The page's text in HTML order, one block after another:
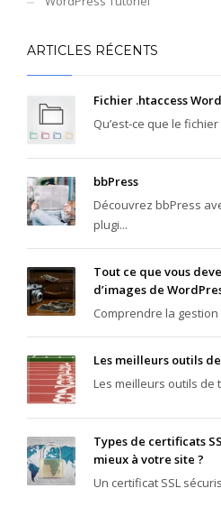
ARTICLES RÉCENTS
Fichier .htaccess
Qu’est-ce que le
bbPress
Découvrez bbPress
plugi...
Tout ce que vous
d’images de
Comprendre la gestion
Les meilleurs outils
Les meilleurs outils de
Types de certificats
mieux à votre site ?
Un certificat SSL